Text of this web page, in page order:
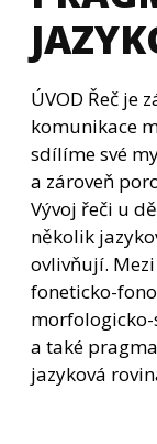
ÚVOD Řeč je
komunikace
sdílíme své
a zároveň
Vývoj řeči u
několik
ovlivňují.
foneticko-
morfologicko-
a také
jazyková